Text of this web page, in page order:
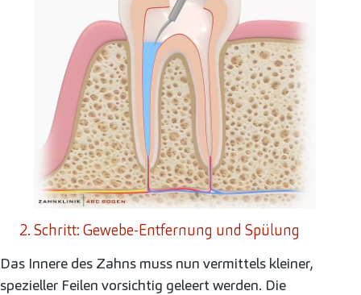
2. Schritt: Gewebe-Entfernung und Spülung
Das Innere des Zahns muss nun vermittels kleiner,
spezieller Feilen vorsichtig geleert werden. Die